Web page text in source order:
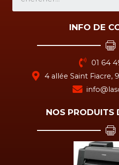
INFO DE
01 64
4 allée Saint Fiacre,
NOS PRODUITS